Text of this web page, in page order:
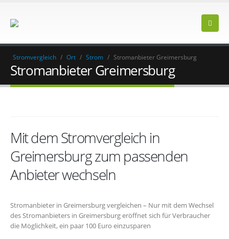
Stromvergleich / Ort / Strom / Stromanbieter Greimersburg
Stromanbieter Greimersburg
Mit dem Stromvergleich in
Greimersburg zum passenden
Anbieter wechseln
Stromanbieter in Greimersburg vergleichen – Nur mit dem Wechsel
des Stromanbieters in Greimersburg eröffnet sich für Verbraucher
die Möglichkeit, ein paar 100 Euro einzusparen